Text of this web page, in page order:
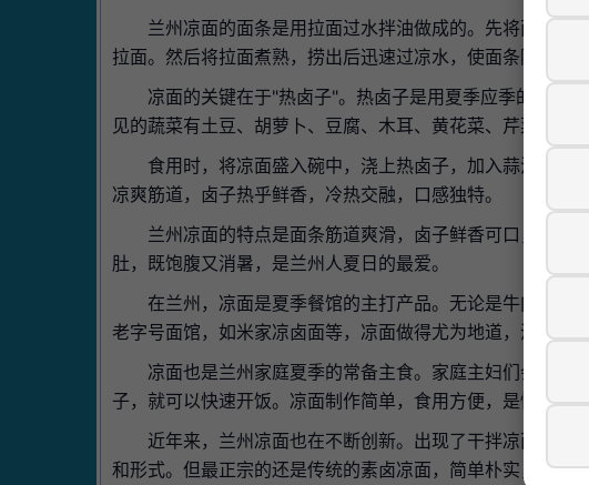
兰州凉面的面条是用拉面过水拌油做成的。先将面粉加
拉面。然后将拉面煮熟，捞出后迅速过凉水，使面条降温，
凉面的关键在于"热卤子"。热卤子是用夏季应季的蔬菜
见的蔬菜有土豆、胡萝卜、豆腐、木耳、黄花菜、芹菜等，
食用时，将凉面盛入碗中，浇上热卤子，加入蒜泥、香
凉爽筋道，卤子热乎鲜香，冷热交融，口感独特。
兰州凉面的特点是面条筋道爽滑，卤子鲜香可口，调料
肚，既饱腹又消暑，是兰州人夏日的最爱。
在兰州，凉面是夏季餐馆的主打产品。无论是牛肉面馆
老字号面馆，如米家凉卤面等，凉面做得尤为地道，深受食客
凉面也是兰州家庭夏季的常备主食。家庭主妇们会在早
子，就可以快速开饭。凉面制作简单，食用方便，是忙碌家庭
近年来，兰州凉面也在不断创新。出现了干拌凉面、鸡
和形式。但最正宗的还是传统的素卤凉面，简单朴实，最能